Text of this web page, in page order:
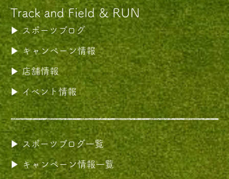
Track and Field & RUN
スポーツブログ
キャンペーン情報
店舗情報
イベント情報
スポーツブログ一覧
キャンペーン情報一覧